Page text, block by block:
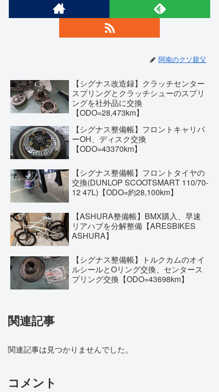
阿南のクソ親父
【シグナス改造録】クラッチセンター
スプリングとクラッチシューのスプリ
ングを社外品に交換
【ODO=28,473km】
【シグナス整備帳】フロントキャリパ
ーOH、ディスク交換
【ODO=43370km】
【シグナス整備帳】フロントタイヤの
交換(DUNLOP SCOOTSMART 110/70-
12 47L)【ODO=約28,100km】
【ASHURA整備帳】BMX購入、早速
リアハブを分解整備【ARESBIKES
ASHURA】
【シグナス整備帳】トルクカムのオイ
ルシールとOリング交換、センタース
プリング交換【ODO=43698km】
関連記事
関連記事は見つかりませんでした。
コメント